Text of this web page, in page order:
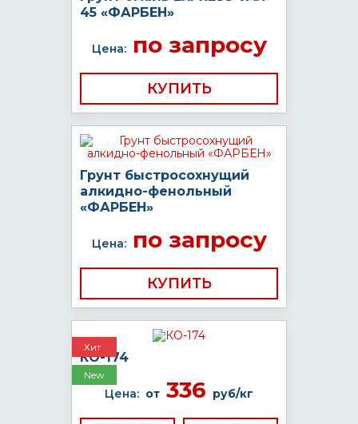
45 «ФАРБЕН»
Цена:по запросу
КУПИТЬ
Грунт быстросохнущий
алкидно-фенольный
«ФАРБЕН»
Цена:по запросу
КУПИТЬ
Хит
New
КО-174
Цена: от 336 руб/кг